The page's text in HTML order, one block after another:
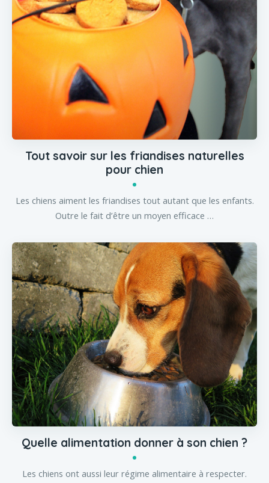
Tout savoir sur les friandises naturelles
pour chien
Les chiens aiment les friandises tout autant que les enfants.
Outre le fait d’être un moyen efficace …
Quelle alimentation donner à son chien ?
Les chiens ont aussi leur régime alimentaire à respecter.